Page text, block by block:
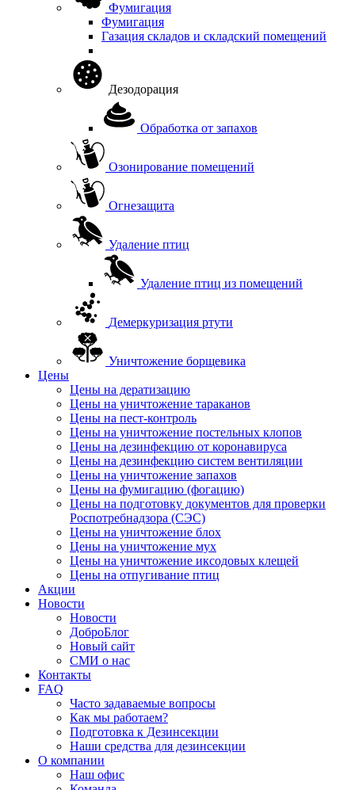
Фумигация
Фумигация
Газация складов и складский помещений
Дезодорация
Обработка от запахов
Озонирование помещений
Огнезащита
Удаление птиц
Удаление птиц из помещений
Демеркуризация ртути
Уничтожение борщевика
Цены
Цены на дератизацию
Цены на уничтожение тараканов
Цены на пест-контроль
Цены на уничтожение постельных клопов
Цены на дезинфекцию от коронавируса
Цены на дезинфекцию систем вентиляции
Цены на уничтожение запахов
Цены на фумигацию (фогацию)
Цены на подготовку документов для проверки
Роспотребнадзора (СЭС)
Цены на уничтожение блох
Цены на уничтожение мух
Цены на уничтожение иксодовых клещей
Цены на отпугивание птиц
Акции
Новости
Новости
ДоброБлог
Новый сайт
СМИ о нас
Контакты
FAQ
Часто задаваемые вопросы
Как мы работаем?
Подготовка к Дезинсекции
Наши средства для дезинсекции
О компании
Наш офис